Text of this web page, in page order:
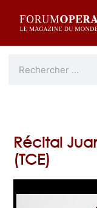
Récital
(TCE)